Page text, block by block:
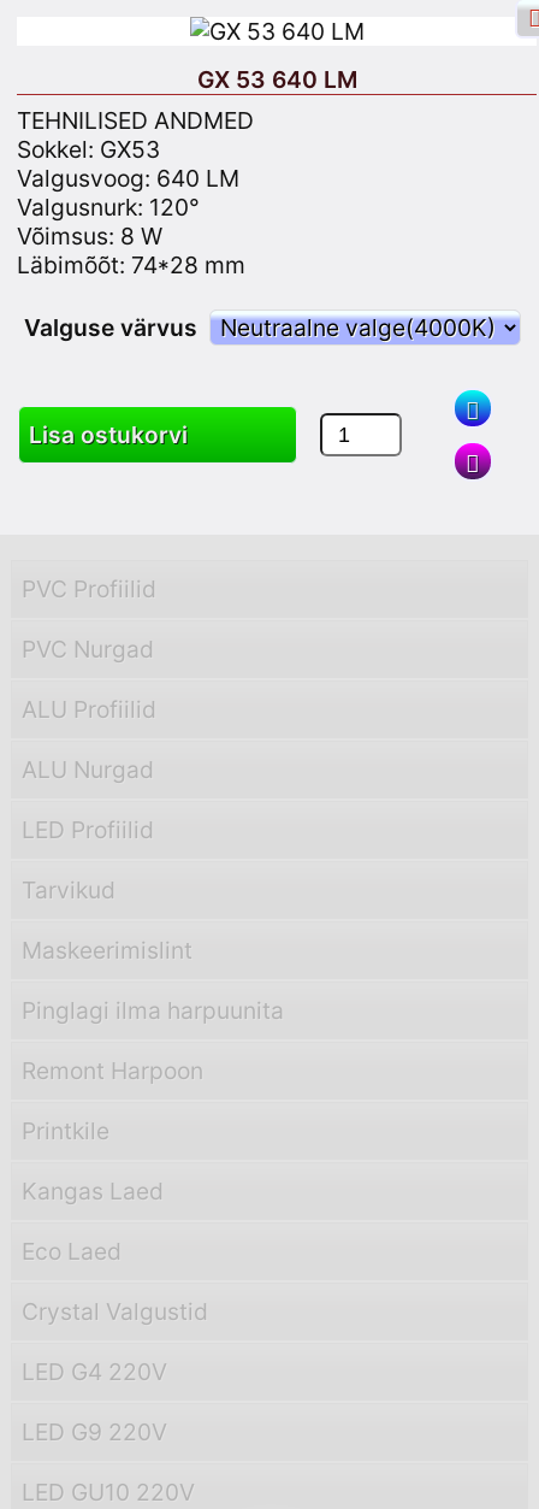
Facebooki sisselogimine
Registreeru
Otsing
Saidiplaan
PVC Profiilid
PVC Nurgad
ALU Profiilid
ALU Nurgad
LED Profiilid
Tarvikud
Maskeerimislint
Pinglagi ilma harpuunita
Remont Harpoon
Printkile
Kangas Laed
Eco Laed
Crystal Valgustid
LED G4 220V
LED G9 220V
LED GU10 220V
GX 53 640 LM
TEHNILISED ANDMED
Sokkel: GX53
Valgusvoog: 640 LM
Valgusnurk: 120°
Võimsus: 8 W
Läbimõõt: 74*28 mm
Valguse värvus
Lisa ostukorvi